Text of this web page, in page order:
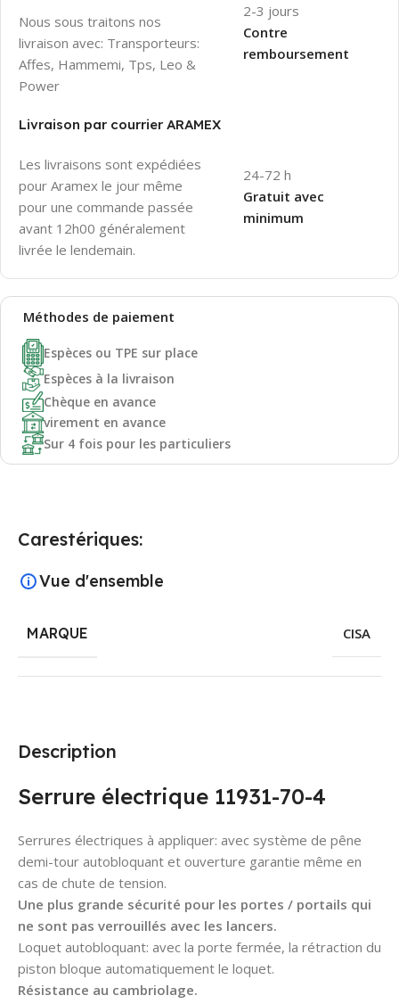
Nous sous traitons nos
livraison avec: Transporteurs:
Affes, Hammemi, Tps, Leo &
Power
2-3 jours
Contre
remboursement
Livraison par courrier ARAMEX
Les livraisons sont expédiées
pour Aramex le jour même
pour une commande passée
avant 12h00 généralement
livrée le lendemain.
24-72 h
Gratuit avec
minimum
Méthodes de paiement
Espèces ou TPE sur place
Espèces à la livraison
Chèque en avance
virement en avance
Sur 4 fois pour les particuliers
Description
Serrure électrique 11931-70-4
Serrures électriques à appliquer: avec système de pêne
demi-tour autobloquant et ouverture garantie même en
cas de chute de tension.
Une plus grande sécurité pour les portes / portails qui
ne sont pas verrouillés avec les lancers.
Loquet autobloquant: avec la porte fermée, la rétraction du
piston bloque automatiquement le loquet.
Résistance au cambriolage.
Carestériques:
Vue d'ensemble
MARQUE CISA